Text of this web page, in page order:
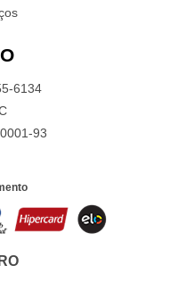
6134
93